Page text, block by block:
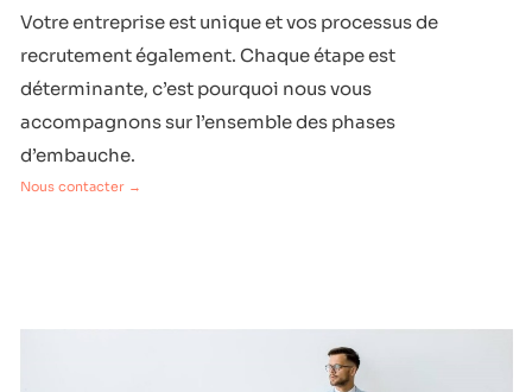
Votre entreprise est unique et vos processus de
recrutement également. Chaque étape est
déterminante, c’est pourquoi nous vous
accompagnons sur l’ensemble des phases
d’embauche.
Nous contacter →